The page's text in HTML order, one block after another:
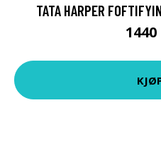
TATA HARPER